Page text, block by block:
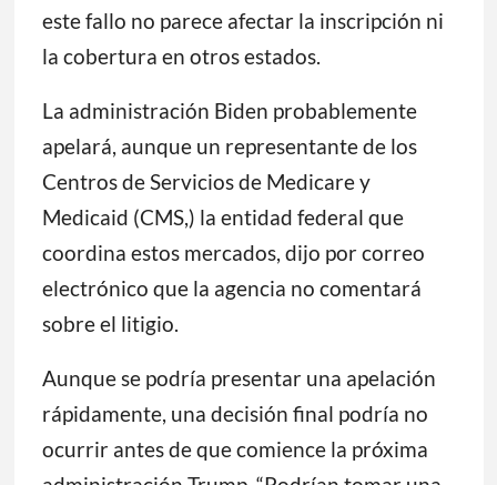
este fallo no parece afectar la inscripción ni
la cobertura en otros estados.
La administración Biden probablemente
apelará, aunque un representante de los
Centros de Servicios de Medicare y
Medicaid (CMS,) la entidad federal que
coordina estos mercados, dijo por correo
electrónico que la agencia no comentará
sobre el litigio.
Aunque se podría presentar una apelación
rápidamente, una decisión final podría no
ocurrir antes de que comience la próxima